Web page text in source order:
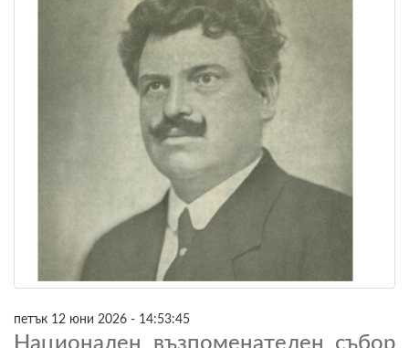
петък 12 юни 2026 - 14:53:45
Национален възпоменателен събор